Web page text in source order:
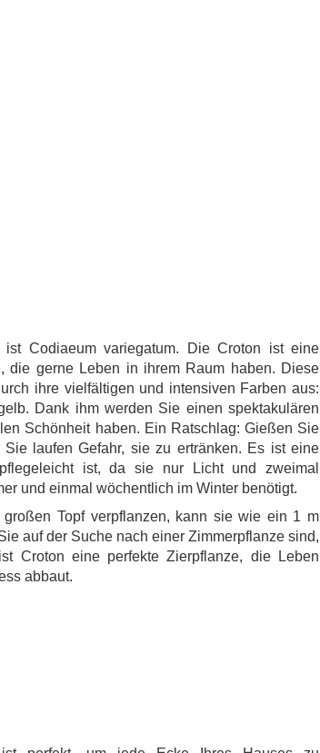
ist Codiaeum variegatum. Die Croton ist eine
die gerne Leben in ihrem Raum haben. Diese
ihre vielfältigen und intensiven Farben aus:
Dank ihm werden Sie einen spektakulären
Schönheit haben. Ein Ratschlag: Gießen Sie
laufen Gefahr, sie zu ertränken. Es ist eine
ist, da sie nur Licht und zweimal
und einmal wöchentlich im Winter benötigt.
großen Topf verpflanzen, kann sie wie ein 1 m
auf der Suche nach einer Zimmerpflanze sind,
Croton eine perfekte Zierpflanze, die Leben
abbaut.